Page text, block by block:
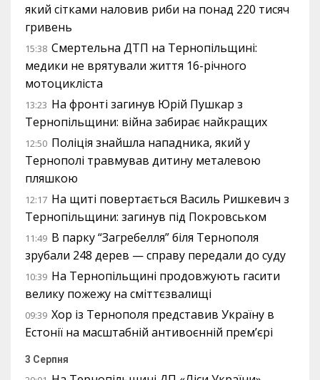
який сітками наловив риби на понад 220 тисяч
гривень
15:38 Смертельна ДТП на Тернопільщині:
медики не врятували життя 16-річного
мотоцикліста
13:23 На фронті загинув Юрій Пушкар з
Тернопільщини: війна забирає найкращих
12:50 Поліція знайшла нападника, який у
Тернополі травмував дитину металевою
пляшкою
12:17 На щиті повертається Василь Ришкевич з
Тернопільщини: загинув під Покровськом
11:49 В парку “Загребелля” біля Тернополя
зрубали 248 дерев — справу передали до суду
10:39 На Тернопільщині продовжують гасити
велику пожежу на сміттєзвалищі
09:39 Хор із Тернополя представив Україну в
Естонії на масштабній антивоєнній прем’єрі
3 Серпня